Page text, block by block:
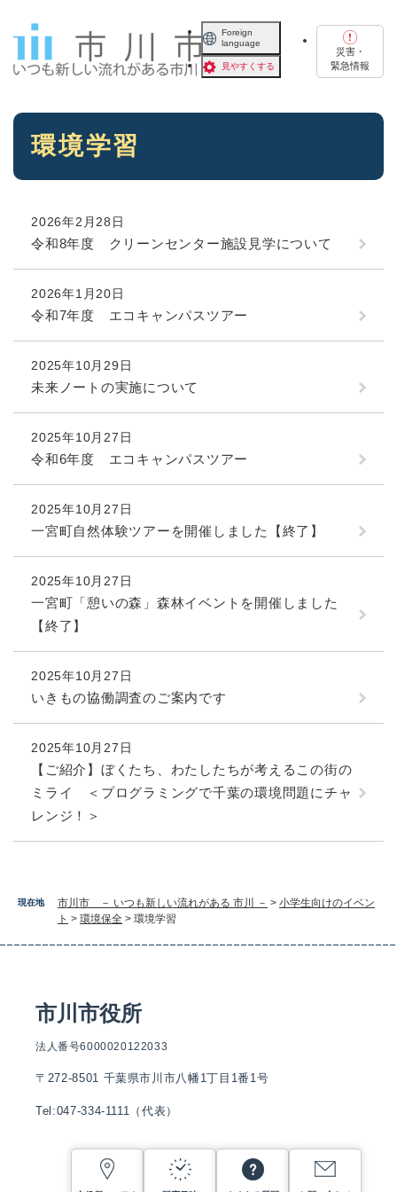
Foreign
language
見やすくする
災害・
緊急情報
現在地 市川市 － いつも新しい流れがある 市川 － > 小学生向けのイベン
ト > 環境保全 > 環境学習
本
環境学習
2026年2月28日
令和8年度 クリーンセンター施設見学について
2026年1月20日
令和7年度 エコキャンパスツアー
2025年10月29日
未来ノートの実施について
2025年10月27日
令和6年度 エコキャンパスツアー
2025年10月27日
一宮町自然体験ツアーを開催しました【終了】
2025年10月27日
一宮町「憩いの森」森林イベントを開催しました
【終了】
2025年10月27日
いきもの協働調査のご案内です
2025年10月27日
【ご紹介】ぼくたち、わたしたちが考えるこの街の
ミライ ＜プログラミングで千葉の環境問題にチャ
レンジ！＞
市川市役所
法人番号6000020122033
〒272-8501 千葉県市川市八幡1丁目1番1号
Tel:047-334-1111（代表）